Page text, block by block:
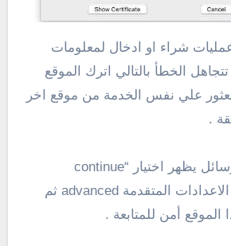
شراء او ادخال لمعلومات
الخطأ بالتالي اترك الموقع
علي نفس الخدمة من موقع اخر
.
في حالة تجاهل الرسائل يظهر اختيار “continue
anyway” او اختيار الاعدادات المتقدمة advanced ثم
الموقع أمن للمتابعة .